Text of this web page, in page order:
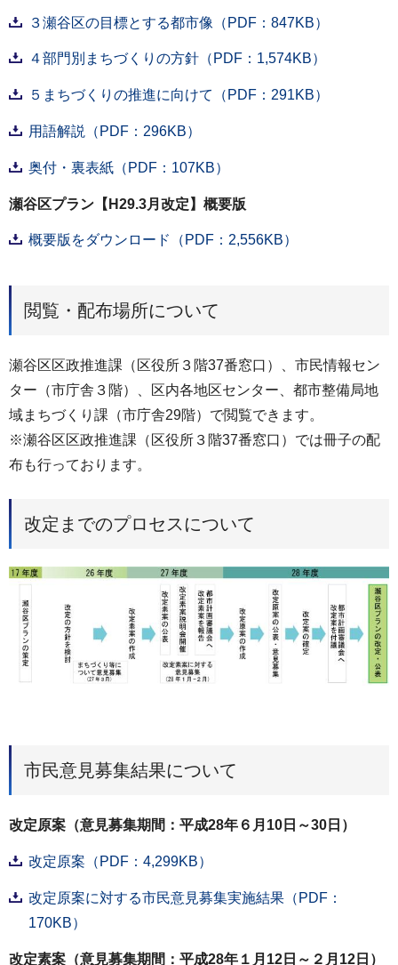
３瀬谷区の目標とする都市像（PDF：847KB）
４部門別まちづくりの方針（PDF：1,574KB）
５まちづくりの推進に向けて（PDF：291KB）
用語解説（PDF：296KB）
奥付・裏表紙（PDF：107KB）
瀬谷区プラン【H29.3月改定】概要版
概要版をダウンロード（PDF：2,556KB）
閲覧・配布場所について
瀬谷区区政推進課（区役所３階37番窓口）、市民情報セン
ター（市庁舎３階）、区内各地区センター、都市整備局地
域まちづくり課（市庁舎29階）で閲覧できます。
※瀬谷区区政推進課（区役所３階37番窓口）では冊子の配
布も行っております。
改定までのプロセスについて
市民意見募集結果について
改定原案（意見募集期間：平成28年６月10日～30日）
改定原案（PDF：4,299KB）
改定原案に対する市民意見募集実施結果（PDF：
170KB）
改定素案（意見募集期間：平成28年１月12日～２月12日）